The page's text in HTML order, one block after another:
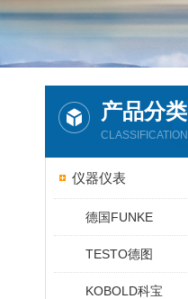
产品分类
CLASSIFICATION
仪器仪表
德国FUNKE
TESTO德图
KOBOLD科宝